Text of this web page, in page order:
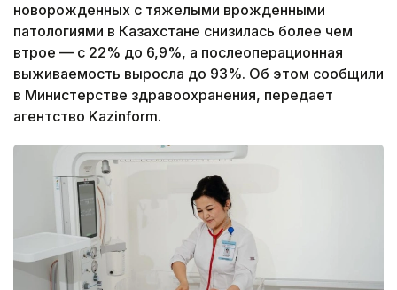
новорожденных с тяжелыми врожденными
патологиями в Казахстане снизилась более чем
втрое — с 22% до 6,9%, а послеоперационная
выживаемость выросла до 93%. Об этом сообщили
в Министерстве здравоохранения, передает
агентство Kazinform.